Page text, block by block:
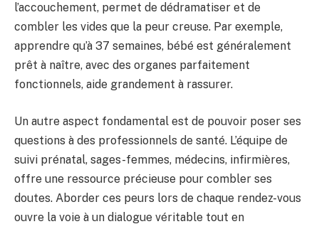
l’accouchement, permet de dédramatiser et de
combler les vides que la peur creuse. Par exemple,
apprendre qu’à 37 semaines, bébé est généralement
prêt à naître, avec des organes parfaitement
fonctionnels, aide grandement à rassurer.
Un autre aspect fondamental est de pouvoir poser ses
questions à des professionnels de santé. L’équipe de
suivi prénatal, sages-femmes, médecins, infirmières,
offre une ressource précieuse pour combler ses
doutes. Aborder ces peurs lors de chaque rendez-vous
ouvre la voie à un dialogue véritable tout en